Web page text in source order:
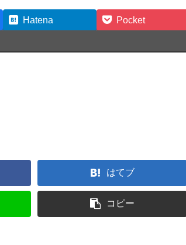
Hatena
Pocket
はてブ
コピー